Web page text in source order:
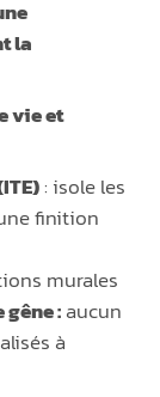
la
vie et
: isole les
finition
murales
gêne :aucun
à